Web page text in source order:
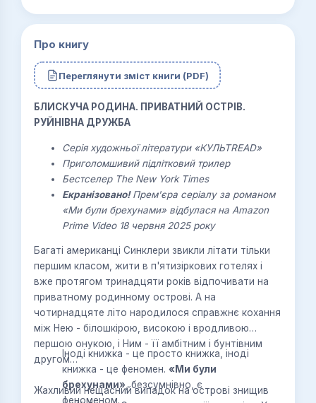
Про книгу
Переглянути зміст книги (PDF)
БЛИСКУЧА РОДИНА. ПРИВАТНИЙ ОСТРІВ.
РУЙНІВНА ДРУЖБА
Серія художньої літератури «КУЛЬТREAD»
Приголомшивий підлітковий трилер
Бестселер The New York Times
Екранізовано!Прем'єра серіалу за романом
«Ми були брехунами» відбулася на Amazon
Prime Video 18 червня 2025 року
Багаті американці Синклери звикли літати тільки
першим класом, жити в п'ятизіркових готелях і
вже протягом тринадцяти років відпочивати на
приватному родинному острові. А на
чотирнадцяте літо народилося справжнє кохання
між Нею - білошкірою, високою і вродливою
першою онукою, і Ним - її амбітним і бунтівним
другом…
Жахливий нещасний випадок на острові знищив
Іноді книжка - це просто книжка, іноді
книжка - це феномен. «Ми були
брехунами», безсумнівно, є
феноменом.